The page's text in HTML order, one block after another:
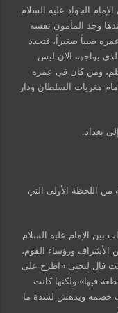
الجواد عليه السلام
وجد المأمون نفسه
صبياً صغيراً، فتجدد
يواجهه الان ليس
ومن كان في عمره
مغريات السلطان ودار
بغداد.
من اللحظة الأولى التي
بين الإمام عليه السلام
ورؤساء القوم،
قال ليحيى «اطرح على
فيها» ولكنها كانت
خصمه ويدهش لشدة ما